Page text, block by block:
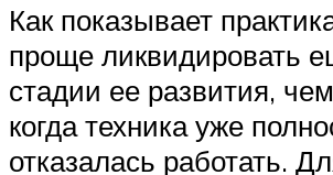
Как показывает
проще ликвидировать
стадии ее развития,
когда техника уже
отказалась работать.